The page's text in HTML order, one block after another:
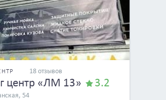
18 отзывов
центр «ЛМ 13» 3.2
54